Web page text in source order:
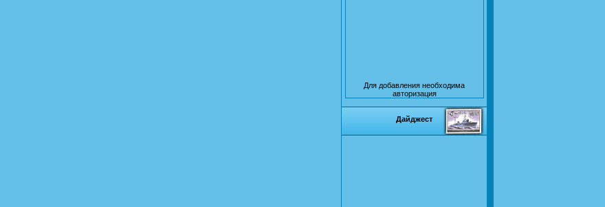
Для добавления необходима
авторизация
Дайджест